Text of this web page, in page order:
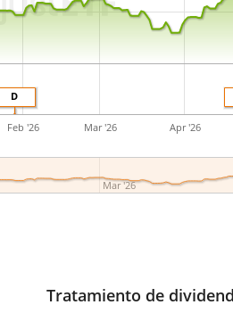
D
Feb '26 Mar '26 Apr '26
Mar '26
Tratamiento de